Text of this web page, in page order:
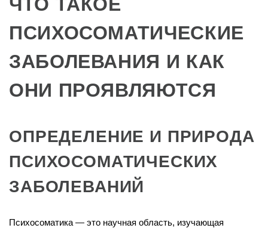
ПСИХОСОМАТИЧЕСКИЕ
ЗАБОЛЕВАНИЯ И КАК
ОНИ ПРОЯВЛЯЮТСЯ
ОПРЕДЕЛЕНИЕ И ПРИРОДА
ПСИХОСОМАТИЧЕСКИХ
ЗАБОЛЕВАНИЙ
Психосоматика — это научная область, изучающая